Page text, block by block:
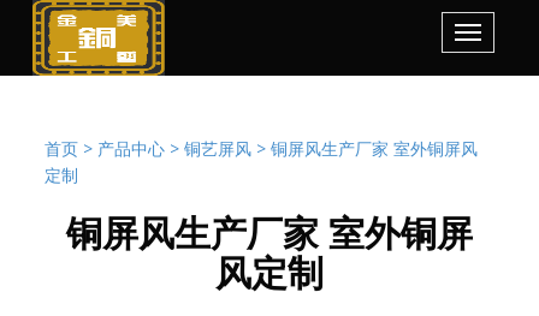
首页 > 产品中心 >铜艺屏风 >铜屏风生产厂家 室外铜屏风
定制
铜屏风生产厂家 室外铜屏
风定制